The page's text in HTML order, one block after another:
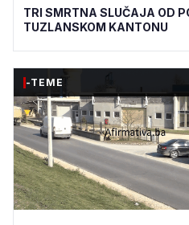
TRI SMRTNA SLUČAJA OD
TUZLANSKOM KANTONU
-TEME